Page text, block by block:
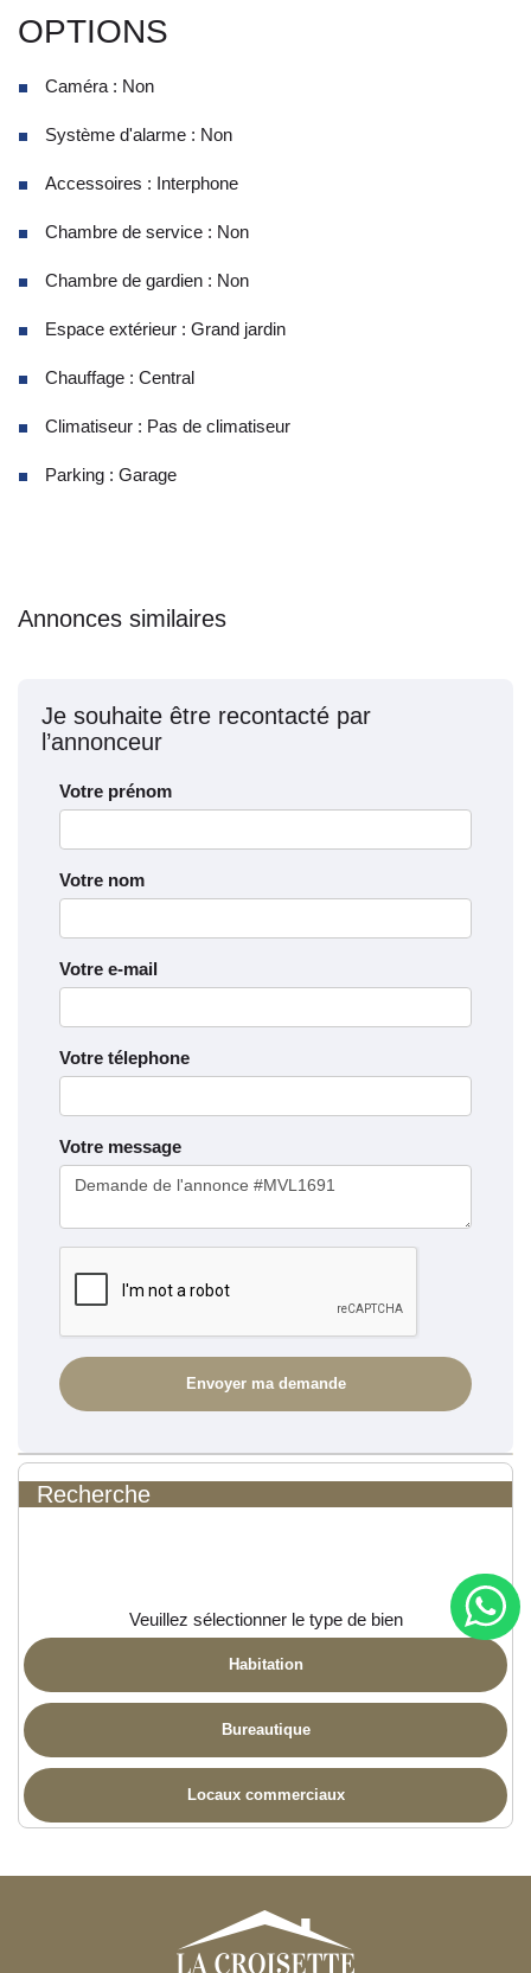
OPTIONS
Caméra : Non
Système d'alarme : Non
Accessoires : Interphone
Chambre de service : Non
Chambre de gardien : Non
Espace extérieur : Grand jardin
Chauffage : Central
Climatiseur : Pas de climatiseur
Parking : Garage
Annonces similaires
Je souhaite être recontacté par
l’annonceur
Votre prénom
Votre nom
Votre e-mail
Votre télephone
Votre message
Recherche
Veuillez sélectionner le type de bien
Habitation
Bureautique
Locaux commerciaux